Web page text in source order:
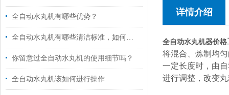
全自动水丸机有哪些优势？
全自动水丸机有哪些清洁标准，如何进行清洁？
你留意过全自动水丸机的使用细节吗？
全自动水丸机该如何进行操作
详情介绍
全自动水丸机器价格
将混合、炼制均
一定长度时，由
进行调整，改变